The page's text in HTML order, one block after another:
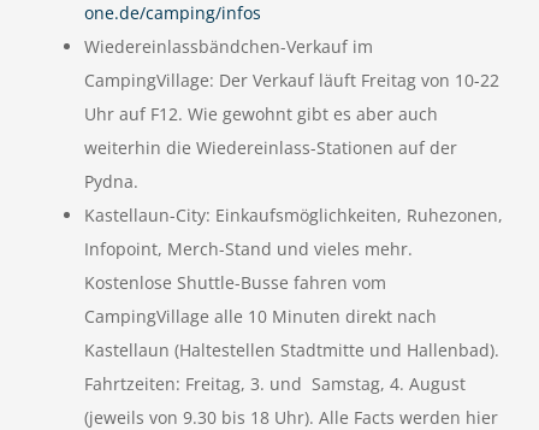
one.de/camping/infos
Wiedereinlassbändchen-Verkauf im
CampingVillage: Der Verkauf läuft Freitag von 10-22
Uhr auf F12. Wie gewohnt gibt es aber auch
weiterhin die Wiedereinlass-Stationen auf der
Pydna.
Kastellaun-City: Einkaufsmöglichkeiten, Ruhezonen,
Infopoint, Merch-Stand und vieles mehr.
Kostenlose Shuttle-Busse fahren vom
CampingVillage alle 10 Minuten direkt nach
Kastellaun (Haltestellen Stadtmitte und Hallenbad).
Fahrtzeiten: Freitag, 3. und Samstag, 4. August
(jeweils von 9.30 bis 18 Uhr). Alle Facts werden hier